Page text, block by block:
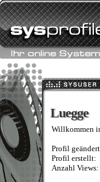
Luegge
Luegge
Willkommen
Profil
Profil erstellt:
Anzahl Views: